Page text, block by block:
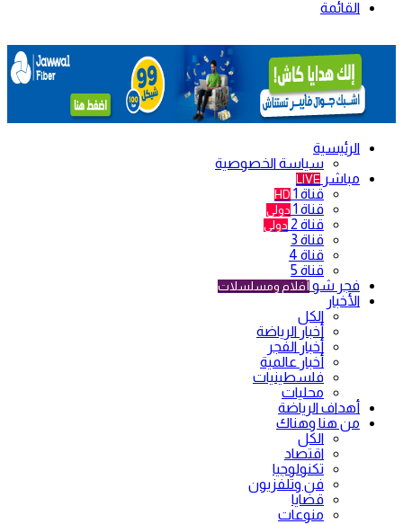
القائمة
الرئيسية
سياسة الخصوصية
مباشر LIVE
قناة 1 HD
قناة 1 دولي
قناة 2 دولي
قناة 3
قناة 4
قناة 5
فجر شو أفلام ومسلسلات
الأخبار
الكل
أخبار الرياضة
أخبار الفجر
أخبار عالمية
فلسطينيات
محليات
أهداف الرياضة
من هنا وهناك
الكل
اقتصاد
تكنولوجيا
فن وتلفزيون
قضايا
منوعات